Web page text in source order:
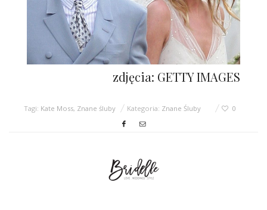
zdjęcia: GETTY IMAGES
Tagi: Kate Moss, Znane śluby Kategoria: Znane Śluby 0